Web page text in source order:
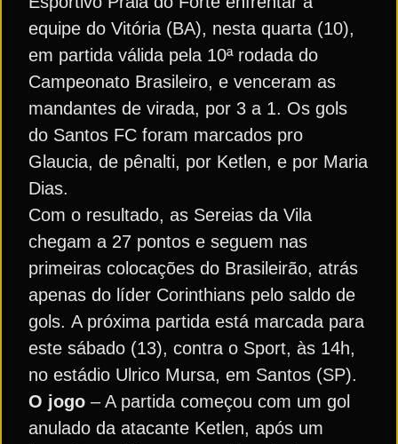
equipe do Vitória (BA), nesta quarta (10),
em partida válida pela 10ª rodada do
Campeonato Brasileiro, e venceram as
mandantes de virada, por 3 a 1. Os gols
do Santos FC foram marcados pro
Glaucia, de pênalti, por Ketlen, e por Maria
Dias.
Com o resultado, as Sereias da Vila
chegam a 27 pontos e seguem nas
primeiras colocações do Brasileirão, atrás
apenas do líder Corinthians pelo saldo de
gols. A próxima partida está marcada para
este sábado (13), contra o Sport, às 14h,
no estádio Ulrico Mursa, em Santos (SP).
O jogo – A partida começou com um gol
anulado da atacante Ketlen, após um